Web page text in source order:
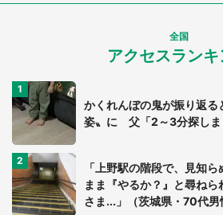
全国
アクセスラン
かくれんぼの鬼が振り返
姿〟に 父「2～3分探しま
「上野駅の階段で、見知
まま『やるか？』と尋ね
さま...」（茨城県・70代男